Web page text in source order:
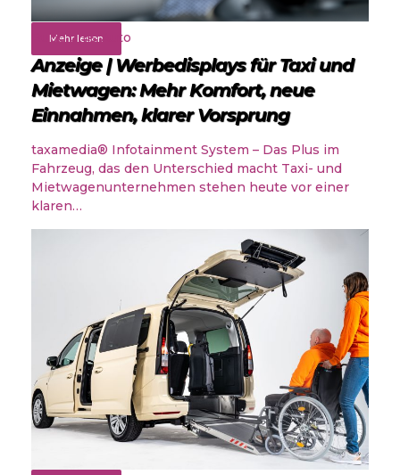
Mehr lesen
Rund ums Auto
Anzeige | Werbedisplays für Taxi und
Mietwagen: Mehr Komfort, neue
Einnahmen, klarer Vorsprung
taxamedia® Infotainment System – Das Plus im
Fahrzeug, das den Unterschied macht Taxi- und
Mietwagenunternehmen stehen heute vor einer
klaren…